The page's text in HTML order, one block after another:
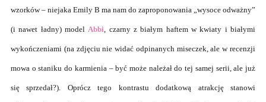
wzorków – niejaka Emily B ma nam do zaproponowania „wysoce odważny”
(i nawet ładny) modelAbbi, czarny z białym haftem w kwiaty i białymi
wykończeniami (na zdjęciu nie widać odpinanych miseczek, ale w recenzji
mowa o staniku do karmienia – być może należał do tej samej serii, ale już
się sprzedał?). Oprócz tego kontrastu dodatkową atrakcję stanowi